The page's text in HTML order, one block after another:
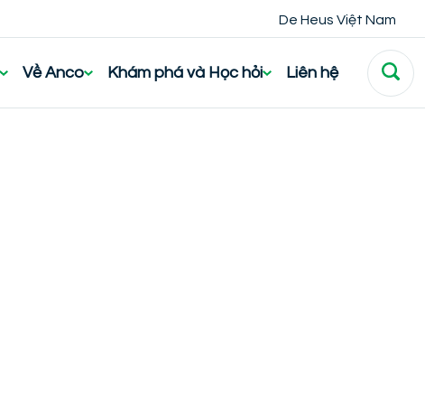
De Heus Việt Nam
Về Anco Khám phá và Học hỏi Liên hệ